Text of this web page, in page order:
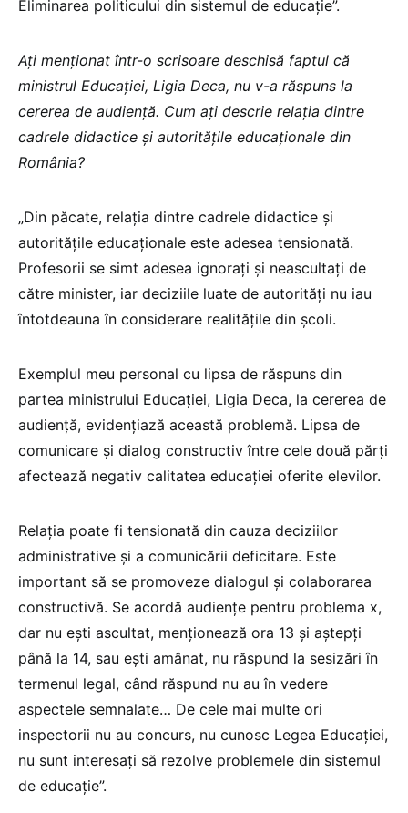
Eliminarea politicului din sistemul de educație”.
Ați menționat într-o scrisoare deschisă faptul că
ministrul Educației, Ligia Deca, nu v-a răspuns la
cererea de audiență. Cum ați descrie relația dintre
cadrele didactice și autoritățile educaționale din
România?
„Din păcate, relația dintre cadrele didactice și
autoritățile educaționale este adesea tensionată.
Profesorii se simt adesea ignorați și neascultați de
către minister, iar deciziile luate de autorități nu iau
întotdeauna în considerare realitățile din școli.
Exemplul meu personal cu lipsa de răspuns din
partea ministrului Educației, Ligia Deca, la cererea de
audiență, evidențiază această problemă. Lipsa de
comunicare și dialog constructiv între cele două părți
afectează negativ calitatea educației oferite elevilor.
Relația poate fi tensionată din cauza deciziilor
administrative și a comunicării deficitare. Este
important să se promoveze dialogul și colaborarea
constructivă. Se acordă audiențe pentru problema x,
dar nu ești ascultat, menționează ora 13 și aștepți
până la 14, sau ești amânat, nu răspund la sesizări în
termenul legal, când răspund nu au în vedere
aspectele semnalate… De cele mai multe ori
inspectorii nu au concurs, nu cunosc Legea Educației,
nu sunt interesați să rezolve problemele din sistemul
de educație”.